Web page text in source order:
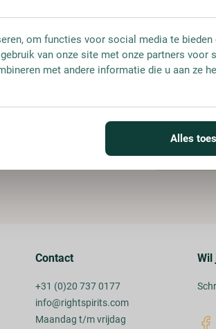
€
Contact
+31 (0)20 737 0177
info@rightspirits.com
Maandag t/m vrijdag
Wil
om functies voor social media te bieden
van onze site met onze partners voor
met andere informatie die u aan ze
Alles